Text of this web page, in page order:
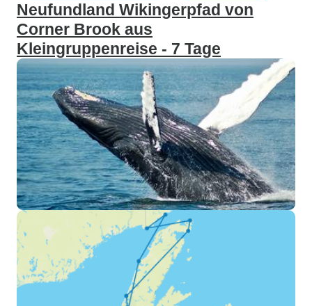
Neufundland Wikingerpfad von
Corner Brook aus
Kleingruppenreise - 7 Tage